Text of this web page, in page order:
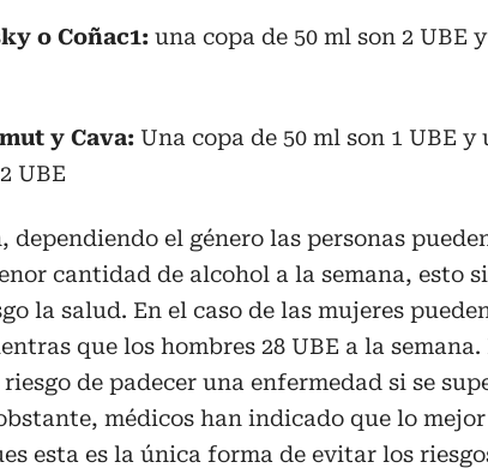
o Coñac1: una copa de 50 ml son 2 UBE
y Cava: Una copa de 50 ml son 1 UBE
UBE
dependiendo el género las personas
cantidad de alcohol a la semana, esto
la salud. En el caso de las mujeres
que los hombres 28 UBE a la
de padecer una enfermedad si se
médicos han indicado que lo mejor
esta es la única forma de evitar los